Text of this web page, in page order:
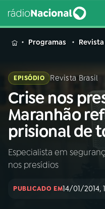
MENU
Buscar
na
Rádio
Nacional
INÍCIO
Programas
EPISÓDIO Revista Brasil
Crise nos
Maranhão
prisional de
Especialista em
nos presídios
PUBLICADO EM14/01/2014,